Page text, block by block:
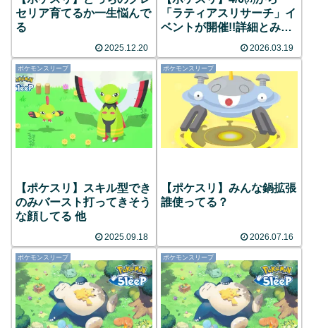
セリア育てるか一生悩んで
る
2025.12.20
「ラティアスリサーチ」イ
ベントが開催!!詳細とみん
2026.03.19
ポケモンスリープ
【ポケスリ】スキル型でき
のみバースト打ってきそう
な顔してる 他
2025.09.18
ポケモンスリープ
【ポケスリ】みんな鍋拡張
誰使ってる？
2026.07.16
ポケモンスリープ ポケモンスリープ